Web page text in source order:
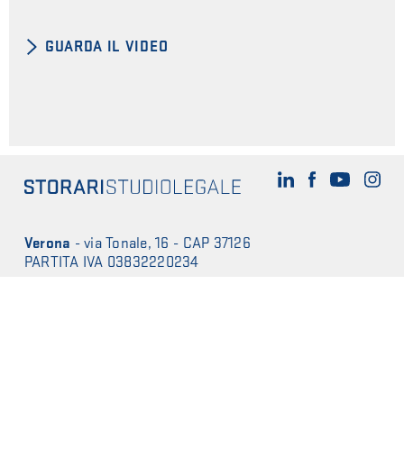
GUARDA IL VIDEO
Verona -via Tonale, 16 - CAP 37126
PARTITA IVA 03832220234